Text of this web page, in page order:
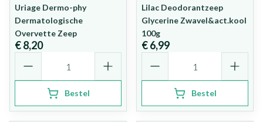
Uriage Dermo-phy
Dermatologische
Overvette Zeep
€ 8,20
Bestel
Lilac Deodorantzeep
Glycerine Zwavel&act.kool
100g
€ 6,99
Bestel